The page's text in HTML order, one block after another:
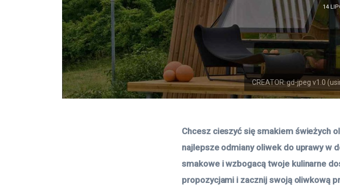
14
Chcesz cieszyć się smakiem świeżych
najlepsze odmiany oliwek do uprawy w
smakowe i wzbogacą twoje kulinarne
propozycjami i zacznij swoją oliwkową